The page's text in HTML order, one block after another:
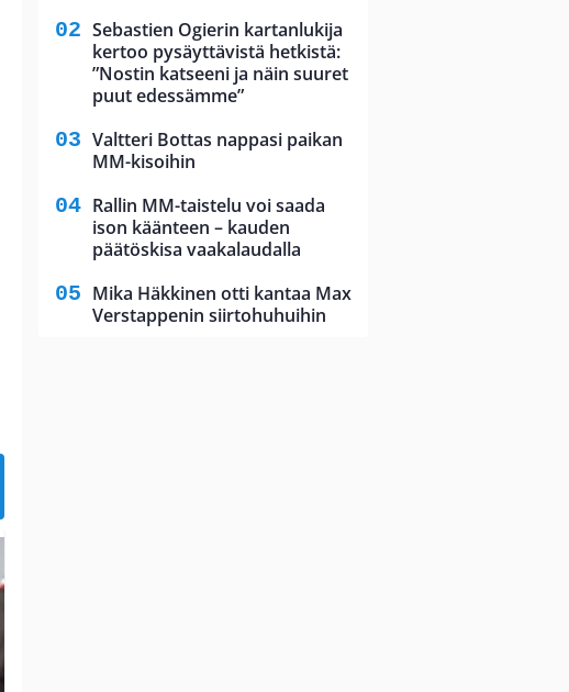
Sebastien Ogierin kartanlukija
kertoo pysäyttävistä hetkistä:
”Nostin katseeni ja näin suuret
puut edessämme”
Valtteri Bottas nappasi paikan
MM-kisoihin
Rallin MM-taistelu voi saada
ison käänteen – kauden
päätöskisa vaakalaudalla
Mika Häkkinen otti kantaa Max
Verstappenin siirtohuhuihin